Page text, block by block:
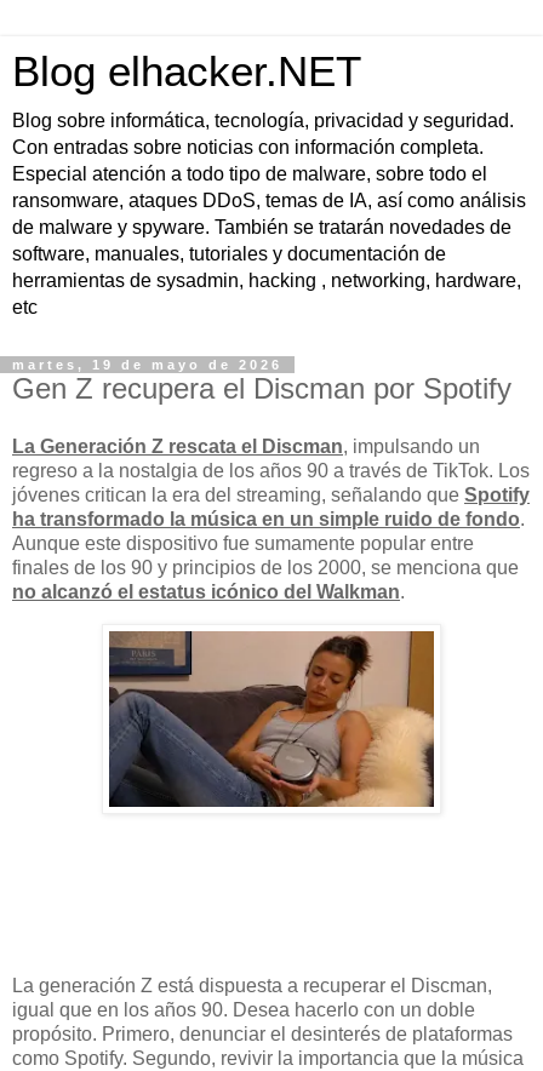
Blog elhacker.NET
Blog sobre informática, tecnología, privacidad y seguridad.
Con entradas sobre noticias con información completa.
Especial atención a todo tipo de malware, sobre todo el
ransomware, ataques DDoS, temas de IA, así como análisis
de malware y spyware. También se tratarán novedades de
software, manuales, tutoriales y documentación de
herramientas de sysadmin, hacking , networking, hardware,
etc
martes, 19 de mayo de 2026
Gen Z recupera el Discman por Spotify
La Generación Z rescata el Discman, impulsando un
regreso a la nostalgia de los años 90 a través de TikTok. Los
jóvenes critican la era del streaming, señalando que Spotify
ha transformado la música en un simple ruido de fondo.
Aunque este dispositivo fue sumamente popular entre
finales de los 90 y principios de los 2000, se menciona que
no alcanzó el estatus icónico del Walkman.
La generación Z está dispuesta a recuperar el Discman,
igual que en los años 90. Desea hacerlo con un doble
propósito. Primero, denunciar el desinterés de plataformas
como Spotify. Segundo, revivir la importancia que la música